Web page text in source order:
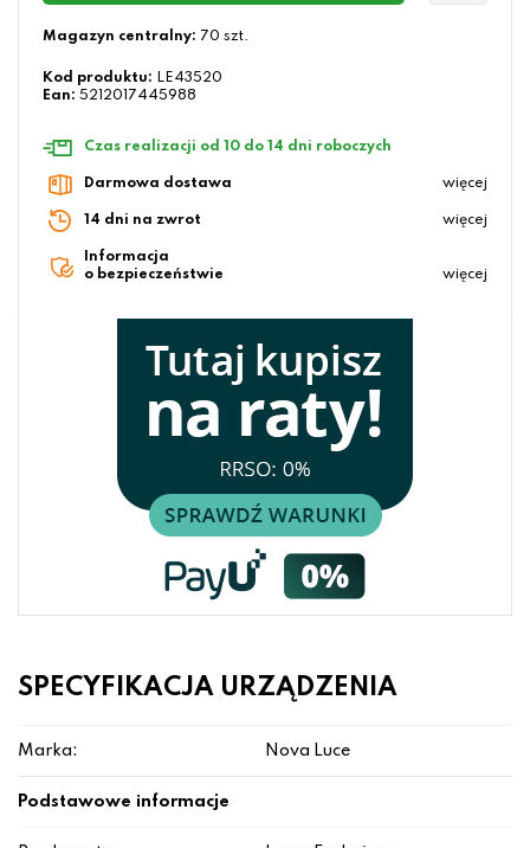
Magazyn centralny: 70 szt.
Kod produktu: LE43520
Ean: 5212017445988
Czas realizacji od 10 do 14 dni roboczych
Darmowa dostawa więcej
14 dni na zwrot więcej
Informacja
o bezpieczeństwie
więcej
SPECYFIKACJA URZĄDZENIA
Marka: Nova Luce
Podstawowe informacje